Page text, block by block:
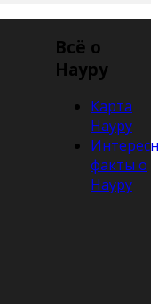
Всё о
Науру
Карта
Науру
факты о
Науру